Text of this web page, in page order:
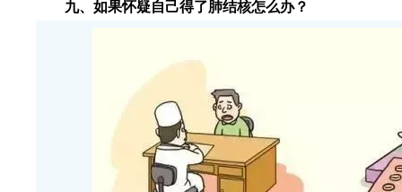
九、如果怀疑自己得了肺结核怎么办？